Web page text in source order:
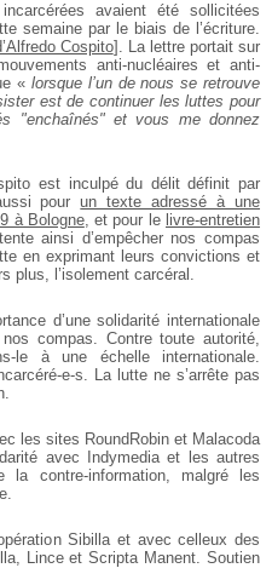
avaient été sollicitées
semaine par le biais de l’écriture.
Cospito]. La lettre portait sur
anti-nucléaires et anti-
« lorsque l’un de nous se retrouve
est de continuer les luttes pour
"enchaînés" et vous me donnez
est inculpé du délit définit par
pourun texte adressé à une
à Bologne, et pour le livre-entretien
ainsi d’empêcher nos compas
en exprimant leurs convictions et
plus, l’isolement carcéral.
d’une solidarité internationale
compas. Contre toute autorité,
le à une échelle internationale.
e-s. La lutte ne s’arrête pas
les sites RoundRobin et Malacoda
avec Indymedia et les autres
contre-information, malgré les
Sibilla et avec celleux des
Lince et Scripta Manent. Soutien